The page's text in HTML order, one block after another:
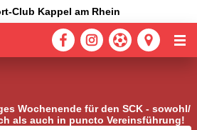
Club Kappel am Rhein
Wochenende für den SCK - sowohl
als auch in puncto Vereinsführung!